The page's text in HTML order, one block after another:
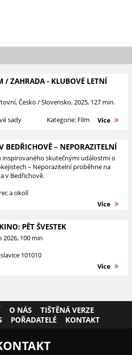
/ ZAHRADA - KLUBOVÉ LETNÍ
Česko / Slovensko, 2025, 127 min.
sady
Kategorie: Film Více
BEDŘICHOVĚ – NEPORAZITELNÍ
skutečnými událostmi o
– Neporazitelní proběhne na
v Bedřichově.
a okolí
Více
PĚT ŠVESTEK
2026, 100 min
101010
Více
O NÁS
TIŠTĚNÁ VERZE
POŘADATELÉ KONTAKT